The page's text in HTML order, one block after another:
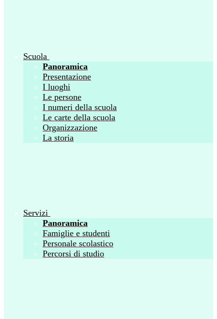
Scuola
Panoramica
Presentazione
I luoghi
Le persone
I numeri della scuola
Le carte della scuola
Organizzazione
La storia
Servizi
Panoramica
Famiglie e studenti
Personale scolastico
Percorsi di studio